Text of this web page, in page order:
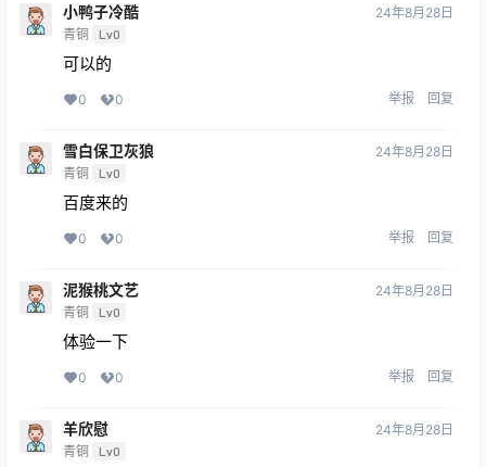
小鸭子冷酷
青铜 Lv0
24年8月28日
可以的
0 0 举报 回复
雪白保卫灰狼
青铜 Lv0
24年8月28日
百度来的
0 0 举报 回复
泥猴桃文艺
青铜 Lv0
24年8月28日
体验一下
0 0 举报 回复
羊欣慰
青铜 Lv0
24年8月28日